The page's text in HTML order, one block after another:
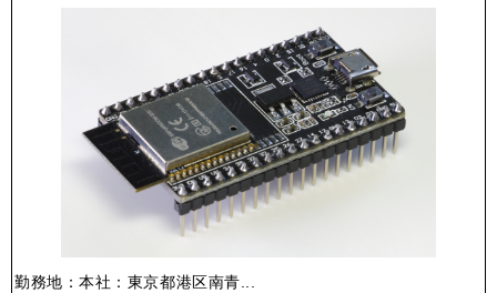
勤務地：本社：東京都港区南青...